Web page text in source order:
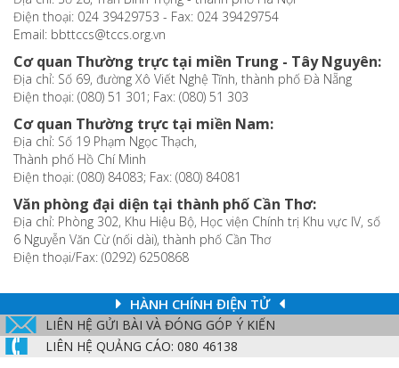
Điện thoại: 024 39429753 - Fax: 024 39429754
Email: bbttccs@tccs.org.vn
Cơ quan Thường trực tại miền Trung - Tây Nguyên:
Địa chỉ: Số 69, đường Xô Viết Nghệ Tĩnh, thành phố Đà Nẵng
Điện thoại: (080) 51 301; Fax: (080) 51 303
Cơ quan Thường trực tại miền Nam:
Địa chỉ: Số 19 Phạm Ngọc Thạch,
Thành phố Hồ Chí Minh
Điện thoại: (080) 84083; Fax: (080) 84081
Văn phòng đại diện tại thành phố Cần Thơ:
Địa chỉ: Phòng 302, Khu Hiệu Bộ, Học viện Chính trị Khu vực IV, số
6 Nguyễn Văn Cừ (nối dài), thành phố Cần Thơ
Điện thoại/Fax: (0292) 6250868
HÀNH CHÍNH ĐIỆN TỬ
LIÊN HỆ GỬI BÀI VÀ ĐÓNG GÓP Ý KIẾN
LIÊN HỆ QUẢNG CÁO: 080 46138